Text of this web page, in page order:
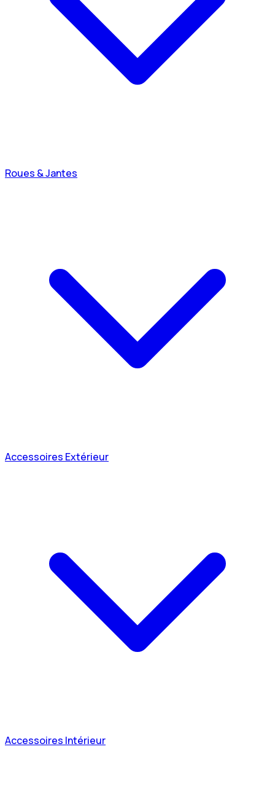
Roues & Jantes
Accessoires Extérieur
Accessoires Intérieur